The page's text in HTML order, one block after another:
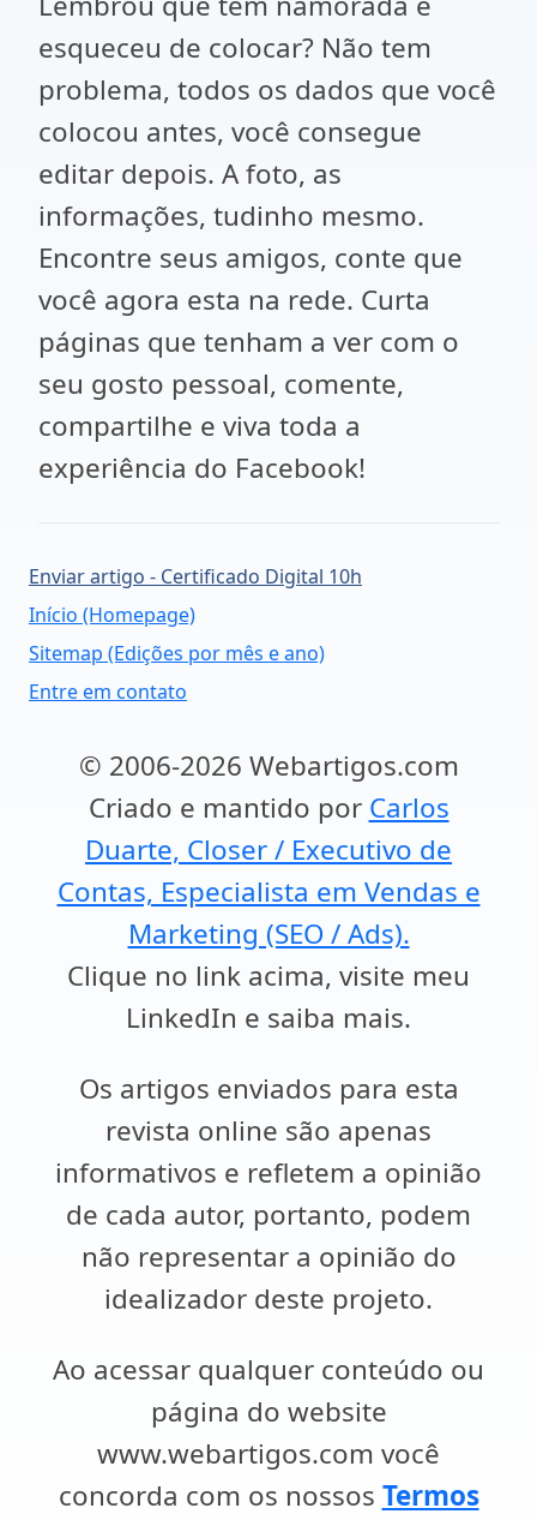
esqueceu de colocar? Não tem
problema, todos os dados que você
colocou antes, você consegue
editar depois. A foto, as
informações, tudinho mesmo.
Encontre seus amigos, conte que
você agora esta na rede. Curta
páginas que tenham a ver com o
seu gosto pessoal, comente,
compartilhe e viva toda a
experiência do Facebook!
Enviar artigo - Certificado Digital 10h
Início (Homepage)
Sitemap (Edições por mês e ano)
Entre em contato
© 2006-2026 Webartigos.com
Criado e mantido por Carlos
Duarte, Closer / Executivo de
Contas, Especialista em Vendas e
Marketing (SEO / Ads).
Clique no link acima, visite meu
LinkedIn e saiba mais.
Os artigos enviados para esta
revista online são apenas
informativos e refletem a opinião
de cada autor, portanto, podem
não representar a opinião do
idealizador deste projeto.
Ao acessar qualquer conteúdo ou
página do website
www.webartigos.com você
concorda com os nossos Termos